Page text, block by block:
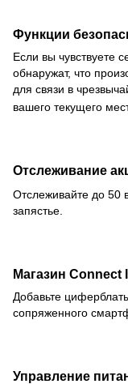
Функции
Если вы чувствуете
обнаружат, что
для связи в
вашего текущего
Отслеживание
Отслеживайте до 50
запястье.
Магазин Connect
Добавьте
сопряженного
Управление